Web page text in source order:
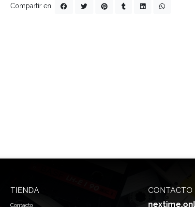
Compartir en:
TIENDA
Contacto
CONTACTO